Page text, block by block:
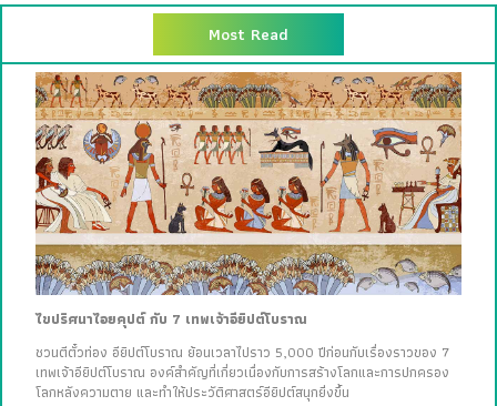
Most Read
ไขปริศนาไอยคุปต์ กับ 7 เทพเจ้าอียิปต์โบราณ
ชวนตีตั๋วท่อง อียิปต์โบราณ ย้อนเวลาไปราว 5,000 ปีก่อนกับเรื่องราวของ 7
เทพเจ้าอียิปต์โบราณ องค์สำคัญที่เกี่ยวเนื่องกับการสร้างโลกและการปกครอง
โลกหลังความตาย และทำให้ประวัติศาสตร์อียิปต์สนุกยิ่งขึ้น